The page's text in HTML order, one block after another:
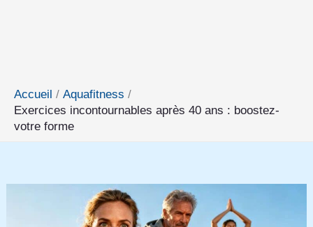
Accueil
Aquafitness
Exercices incontournables après 40 ans : boostez-
votre forme